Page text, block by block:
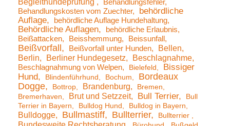
Behandlungsfehler
Behandlungskosten vom Zuechter
behördliche
Auflage
behördliche Auflage Hundehaltung
Behördliche Auflagen
behördliche Erlaubnis
Beißattacken
Beisshemmung Beissunfall
Beißvorfall Beißvorfall unter Hunden
Bellen
Berlin
Berliner Hundegesetz Beschlagnahme
Beschlagnahmung von Welpen Bielefeld
Bissiger
Hund
Blindenführhund Bochum
Bordeaux
Dogge
Bottrop Brandenburg
Bremen
Bremerhaven
Brut und Setzzeit Bull Terrier
Bull
Terrier in Bayern
Bulldog Hund Bulldog in Bayern
Bulldogge Bullmastiff Bullterrier Bullterrier